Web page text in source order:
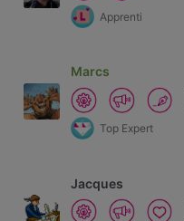
Apprenti
Marcs
Top Expert
Jacques